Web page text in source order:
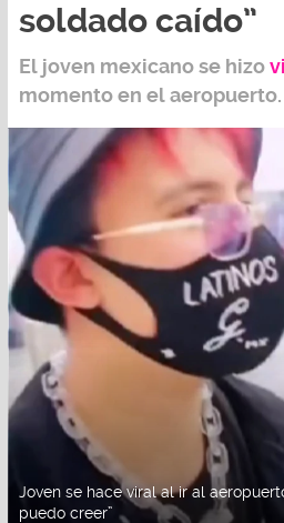
soldado caído”
El joven mexicano se hizo
momento en el aeropuerto.
Joven se hace viral al ir al
puedo creer”